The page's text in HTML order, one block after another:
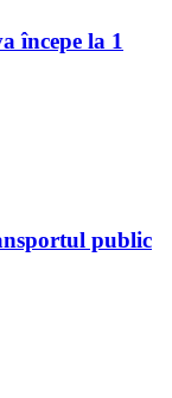
începe la 1
public